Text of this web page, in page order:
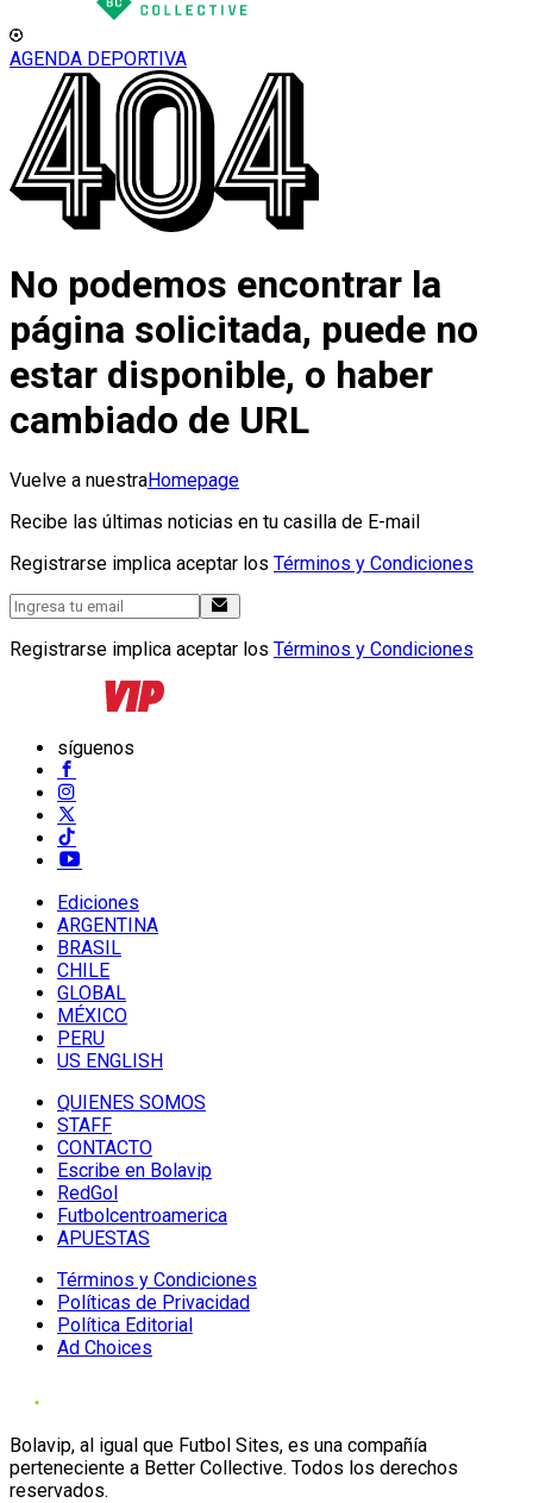
AGENDA DEPORTIVA
No podemos encontrar la
página solicitada, puede no
estar disponible, o haber
cambiado de URL
Vuelve a nuestraHomepage
Recibe las últimas noticias en tu casilla de E-mail
Registrarse implica aceptar los Términos y Condiciones
Registrarse implica aceptar los Términos y Condiciones
síguenos
Ediciones
ARGENTINA
BRASIL
CHILE
GLOBAL
MÉXICO
PERU
US ENGLISH
QUIENES SOMOS
STAFF
CONTACTO
Escribe en Bolavip
RedGol
Futbolcentroamerica
APUESTAS
Términos y Condiciones
Políticas de Privacidad
Política Editorial
Ad Choices
Bolavip, al igual que Futbol Sites, es una compañía
perteneciente a Better Collective. Todos los derechos
reservados.